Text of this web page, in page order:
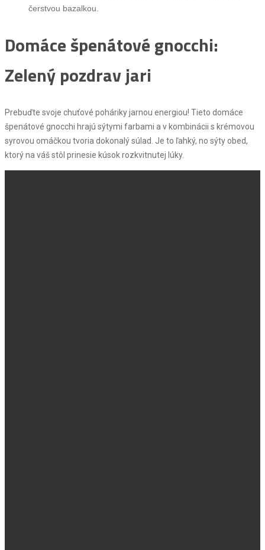
čerstvou bazalkou.
Domáce špenátové gnocchi:
Zelený pozdrav jari
Prebuďte svoje chuťové poháriky jarnou energiou! Tieto domáce
špenátové gnocchi hrajú sýtymi farbami a v kombinácii s krémovou
syrovou omáčkou tvoria dokonalý súlad. Je to ľahký, no sýty obed,
ktorý na váš stôl prinesie kúsok rozkvitnutej lúky.